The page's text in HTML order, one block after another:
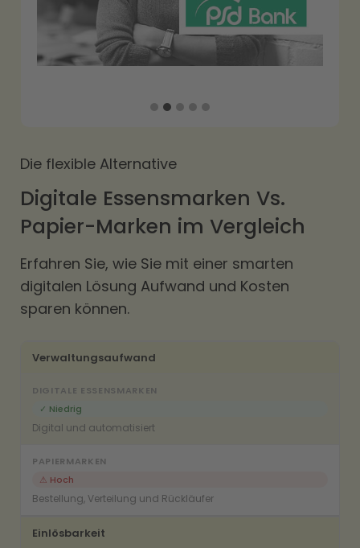
Die flexible Alternative
Digitale Essensmarken Vs.
Papier-Marken im Vergleich
Erfahren Sie, wie Sie mit einer smarten
digitalen Lösung Aufwand und Kosten
sparen können.
Verwaltungsaufwand
✓ Niedrig
Digital und automatisiert
⚠ Hoch
Bestellung, Verteilung und Rückläufer
Einlösbarkeit